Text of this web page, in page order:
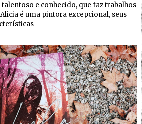
e conhecido, que faz trabalhos
é uma pintora excepcional, seus